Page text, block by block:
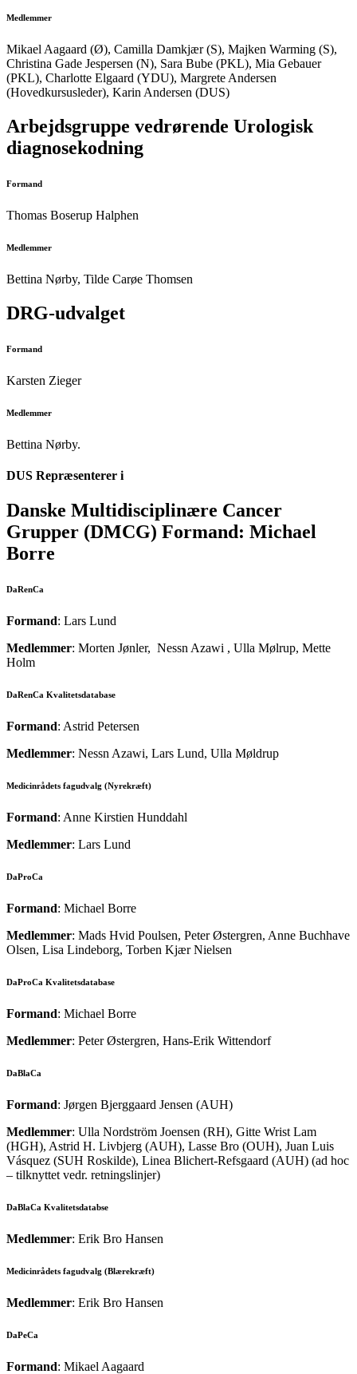
Medlemmer
Mikael Aagaard (Ø), Camilla Damkjær (S), Majken Warming (S),
Christina Gade Jespersen (N), Sara Bube (PKL), Mia Gebauer
(PKL), Charlotte Elgaard (YDU), Margrete Andersen
(Hovedkursusleder), Karin Andersen (DUS)
Arbejdsgruppe vedrørende Urologisk
diagnosekodning
Formand
Thomas Boserup Halphen
Medlemmer
Bettina Nørby, Tilde Carøe Thomsen
DRG-udvalget
Formand
Karsten Zieger
Medlemmer
Bettina Nørby.
DUS Repræsenterer i
Danske Multidisciplinære Cancer
Grupper (DMCG) Formand: Michael
Borre
DaRenCa
Formand: Lars Lund
Medlemmer: Morten Jønler, Nessn Azawi , Ulla Mølrup, Mette
Holm
DaRenCa Kvalitetsdatabase
Formand: Astrid Petersen
Medlemmer: Nessn Azawi, Lars Lund, Ulla Møldrup
Medicinrådets fagudvalg (Nyrekræft)
Formand: Anne Kirstien Hunddahl
Medlemmer: Lars Lund
DaProCa
Formand: Michael Borre
Medlemmer: Mads Hvid Poulsen, Peter Østergren, Anne Buchhave
Olsen, Lisa Lindeborg, Torben Kjær Nielsen
DaProCa Kvalitetsdatabase
Formand: Michael Borre
Medlemmer: Peter Østergren, Hans-Erik Wittendorf
DaBlaCa
Formand: Jørgen Bjerggaard Jensen (AUH)
Medlemmer: Ulla Nordström Joensen (RH), Gitte Wrist Lam
(HGH), Astrid H. Livbjerg (AUH), Lasse Bro (OUH), Juan Luis
Vásquez (SUH Roskilde), Linea Blichert-Refsgaard (AUH) (ad hoc
– tilknyttet vedr. retningslinjer)
DaBlaCa Kvalitetsdatabse
Medlemmer: Erik Bro Hansen
Medicinrådets fagudvalg (Blærekræft)
Medlemmer: Erik Bro Hansen
DaPeCa
Formand: Mikael Aagaard